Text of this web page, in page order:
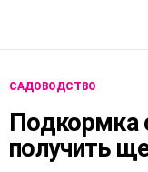
САДОВОДСТВО
Подкормка
получить